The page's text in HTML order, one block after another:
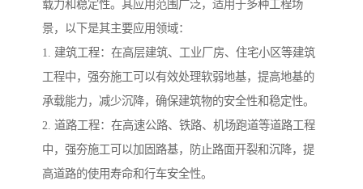
载力和稳定性。其应用范围广泛，适用于多种工程场
景，以下是其主要应用领域：
1. 建筑工程：在高层建筑、工业厂房、住宅小区等建筑
工程中，强夯施工可以有效处理软弱地基，提高地基的
承载能力，减少沉降，确保建筑物的安全性和稳定性。
2. 道路工程：在高速公路、铁路、机场跑道等道路工程
中，强夯施工可以加固路基，防止路面开裂和沉降，提
高道路的使用寿命和行车安全性。